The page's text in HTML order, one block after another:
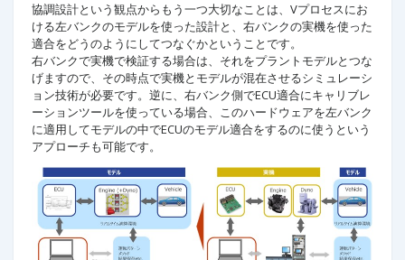
協調設計という観点からもう一つ大切なことは、Vプロセスにお
ける左バンクのモデルを使った設計と、右バンクの実機を使った
適合をどうのようにしてつなぐかということです。
右バンクで実機で検証する場合は、それをプラントモデルとつな
げますので、その時点で実機とモデルが混在させるシミュレーシ
ョン技術が必要です。逆に、右バンク側でECU適合にキャリブレ
ーションツールを使っている場合、このハードウェアを左バンク
に適用してモデルの中でECUのモデル適合をするのに使うという
アプローチも可能です。